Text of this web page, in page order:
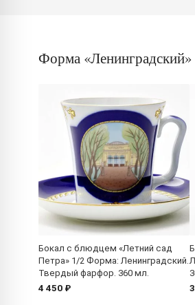
Форма «Ленинградский»
Бокал с блюдцем «Летний сад
Петра» 1/2 Форма: Ленинградский.
Твердый фарфор. 360 мл.
4 450 ₽